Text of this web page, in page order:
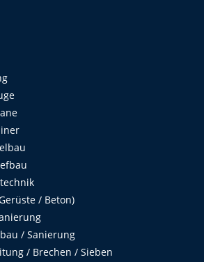
/ Beton)
/ Sanierung
/ Brechen / Sieben